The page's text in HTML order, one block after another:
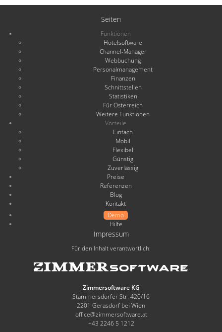
Seiten
Funktionen
Hotelsoftware
Channel-Manager
Webbuchung
Personalmanagement
Finanzen
Schnittstellen
Statistiken
Für Österreich
Weitere Funktionen
Vorteile
Einfach
Mobil
Flexibel
Günstig
Zuverlässig
Preise
Referenzen
Blog
Kontakt
Demo
Hilfe
Impressum
Für den Inhalt verantwortlich:
Zimmersoftware KG
Stammersdorfer Str. 420/16
2201 Gerasdorf bei Wien
office@zimmersoftware.at
+43 2246 5 1212